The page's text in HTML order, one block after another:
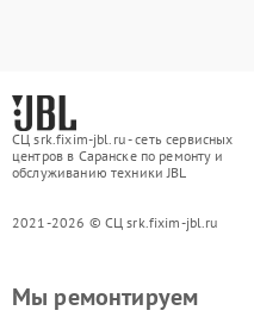
СЦ srk.fixim-jbl.ru - сеть сервисных
центров в Саранске по ремонту и
обслуживанию техники JBL
2021-2026 © СЦ srk.fixim-jbl.ru
Мы ремонтируем